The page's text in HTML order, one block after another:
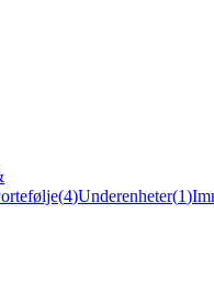
(4)Underenheter(1)